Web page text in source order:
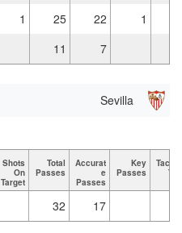
1 25 22 1
11 7
Sevilla
Shots
On
Target
Total
Passes
Accurat
e
Passes
Key
Passes
32 17